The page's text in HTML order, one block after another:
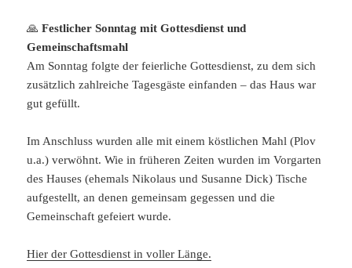
🙏Festlicher Sonntag mit Gottesdienst und
Gemeinschaftsmahl
Am Sonntag folgte der feierliche Gottesdienst, zu dem sich
zusätzlich zahlreiche Tagesgäste einfanden – das Haus war
gut gefüllt.
Im Anschluss wurden alle mit einem köstlichen Mahl (Plov
u.a.) verwöhnt. Wie in früheren Zeiten wurden im Vorgarten
des Hauses (ehemals Nikolaus und Susanne Dick) Tische
aufgestellt, an denen gemeinsam gegessen und die
Gemeinschaft gefeiert wurde.
Hier der Gottesdienst in voller Länge.